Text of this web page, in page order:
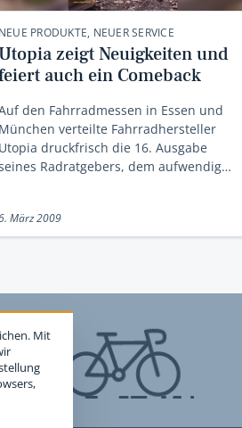
NEUE PRODUKTE, NEUER SERVICE
zeigt Neuigkeiten und
auch ein Comeback
den Fahrradmessen in Essen und
München verteilte Fahrradhersteller
Utopia druckfrisch die 16. Ausgabe
Radratgebers, dem aufwendig…
März 2009
Mit